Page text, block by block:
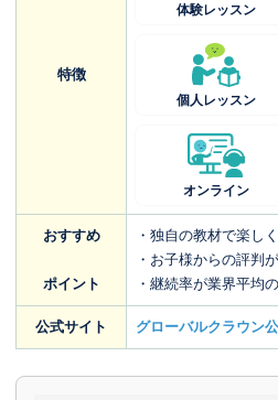
特徴
体験レッスン
個人レッスン
オンライン
おすすめ
ポイント
・独自の教材で楽し
・お子様からの評判
・継続率が業界平均
公式サイト グローバルクラウン